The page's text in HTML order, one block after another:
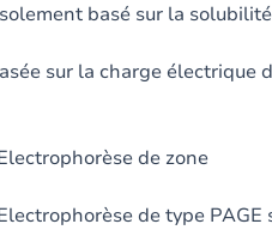
sur la solubilité
la charge électrique
de zone
de type PAGE